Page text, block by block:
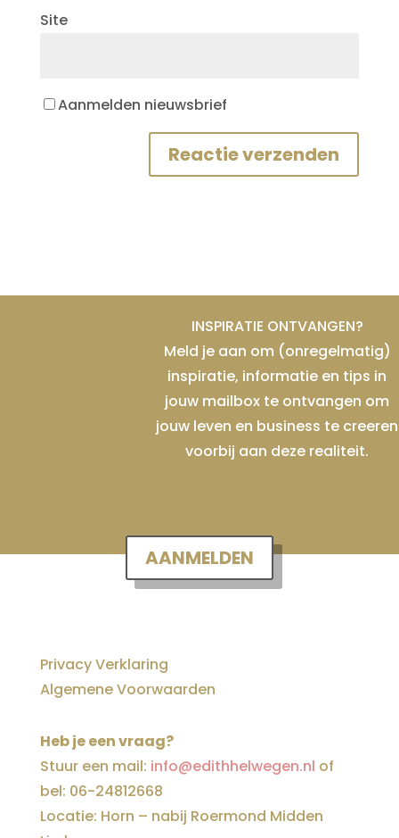
Site
Aanmelden nieuwsbrief
INSPIRATIE ONTVANGEN?
Meld je aan om (onregelmatig)
inspiratie, informatie en tips in
jouw mailbox te ontvangen om
jouw leven en business te creeren
voorbij aan deze realiteit.
AANMELDEN
Privacy Verklaring
Algemene Voorwaarden
Heb je een vraag?
Stuur een mail: info@edithhelwegen.nl of
bel: 06-24812668
Locatie: Horn – nabij Roermond Midden